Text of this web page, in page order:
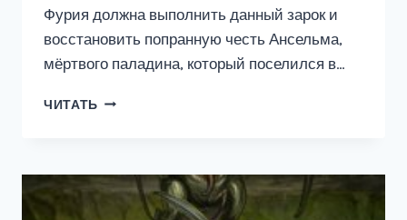
Фурия должна выполнить данный зарок и
восстановить попранную честь Ансельма,
мёртвого паладина, который поселился в…
ЧИТАТЬ ВИАШЕРОН
ТОМ